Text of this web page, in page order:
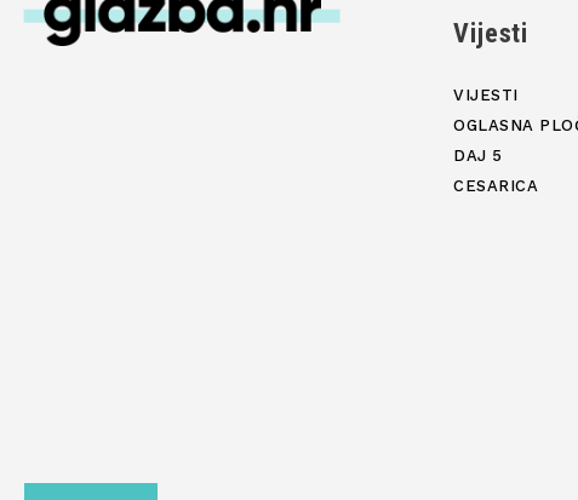
Vijesti
VIJESTI
OGLASNA
DAJ 5
CESARICA